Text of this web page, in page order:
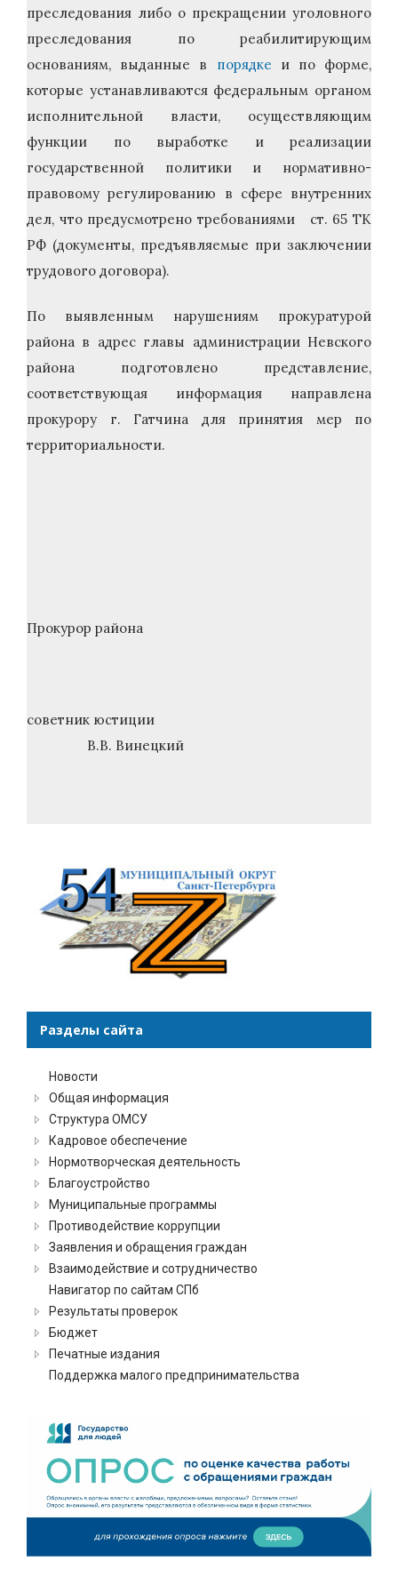
преследования либо о прекращении уголовного
преследования по реабилитирующим
основаниям, выданные в порядке и по форме,
которые устанавливаются федеральным органом
исполнительной власти, осуществляющим
функции по выработке и реализации
государственной политики и нормативно-
правовому регулированию в сфере внутренних
дел, что предусмотрено требованиями ст. 65 ТК
РФ (документы, предъявляемые при заключении
трудового договора).
По выявленным нарушениям прокуратурой
района в адрес главы администрации Невского
района подготовлено представление,
соответствующая информация направлена
прокурору г. Гатчина для принятия мер по
территориальности.
Прокурор района
советник юстиции
В.В. Винецкий
Разделы сайта
Новости
Общая информация
Структура ОМСУ
Кадровое обеспечение
Нормотворческая деятельность
Благоустройство
Муниципальные программы
Противодействие коррупции
Заявления и обращения граждан
Взаимодействие и сотрудничество
Навигатор по сайтам СПб
Результаты проверок
Бюджет
Печатные издания
Поддержка малого предпринимательства